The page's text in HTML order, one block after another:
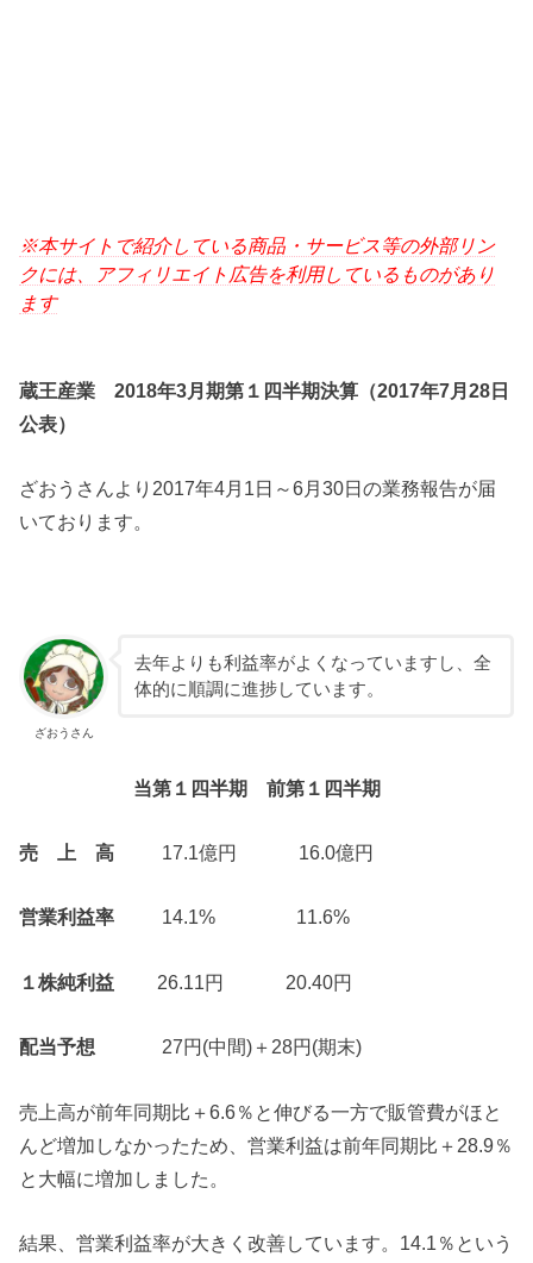
※本サイトで紹介している商品・サービス等の外部リン
クには、アフィリエイト広告を利用しているものがあり
ます
蔵王産業 2018年3月期第１四半期決算（2017年7月28日
公表）
ざおうさんより2017年4月1日～6月30日の業務報告が届
いております。
ざおうさん
去年よりも利益率がよくなっていますし、全
体的に順調に進捗しています。
当第１四半期 前第１四半期
売 上 高 17.1億円 16.0億円
営業利益率 14.1% 11.6%
１株純利益 26.11円 20.40円
配当予想 27円(中間)＋28円(期末)
売上高が前年同期比＋6.6％と伸びる一方で販管費がほと
んど増加しなかったため、営業利益は前年同期比＋28.9％
と大幅に増加しました。
結果、営業利益率が大きく改善しています。14.1％という